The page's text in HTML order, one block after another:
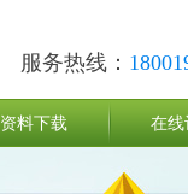
服务热线：
资料下载 在线